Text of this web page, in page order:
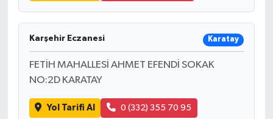
Karşehir Eczanesi Karatay
FETİH MAHALLESİ AHMET EFENDİ SOKAK
NO:2D KARATAY
Yol Tarifi Al 0 (332) 355 70 95